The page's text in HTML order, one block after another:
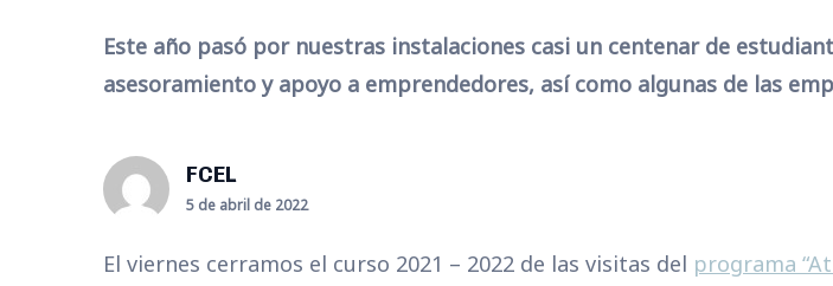
Este año pasó por nuestras instalaciones casi un centenar de
asesoramiento y apoyo a emprendedores, así como algunas de las
FCEL
5 de abril de 2022
El viernes cerramos el curso 2021 – 2022 de las visitas del programa